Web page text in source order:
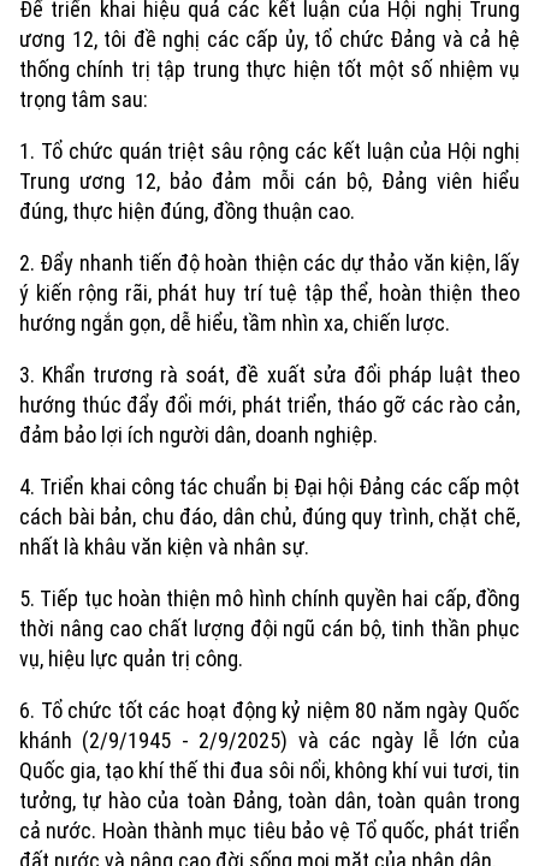
Để triển khai hiệu quả các kết luận của Hội nghị Trung
ương 12, tôi đề nghị các cấp ủy, tổ chức Đảng và cả hệ
thống chính trị tập trung thực hiện tốt một số nhiệm vụ
trọng tâm sau:
1. Tổ chức quán triệt sâu rộng các kết luận của Hội nghị
Trung ương 12, bảo đảm mỗi cán bộ, Đảng viên hiểu
đúng, thực hiện đúng, đồng thuận cao.
2. Đẩy nhanh tiến độ hoàn thiện các dự thảo văn kiện, lấy
ý kiến rộng rãi, phát huy trí tuệ tập thể, hoàn thiện theo
hướng ngắn gọn, dễ hiểu, tầm nhìn xa, chiến lược.
3. Khẩn trương rà soát, đề xuất sửa đổi pháp luật theo
hướng thúc đẩy đổi mới, phát triển, tháo gỡ các rào cản,
đảm bảo lợi ích người dân, doanh nghiệp.
4. Triển khai công tác chuẩn bị Đại hội Đảng các cấp một
cách bài bản, chu đáo, dân chủ, đúng quy trình, chặt chẽ,
nhất là khâu văn kiện và nhân sự.
5. Tiếp tục hoàn thiện mô hình chính quyền hai cấp, đồng
thời nâng cao chất lượng đội ngũ cán bộ, tinh thần phục
vụ, hiệu lực quản trị công.
6. Tổ chức tốt các hoạt động kỷ niệm 80 năm ngày Quốc
khánh (2/9/1945 - 2/9/2025) và các ngày lễ lớn của
Quốc gia, tạo khí thế thi đua sôi nổi, không khí vui tươi, tin
tưởng, tự hào của toàn Đảng, toàn dân, toàn quân trong
cả nước. Hoàn thành mục tiêu bảo vệ Tổ quốc, phát triển
đất nước và nâng cao đời sống mọi mặt của nhân dân.